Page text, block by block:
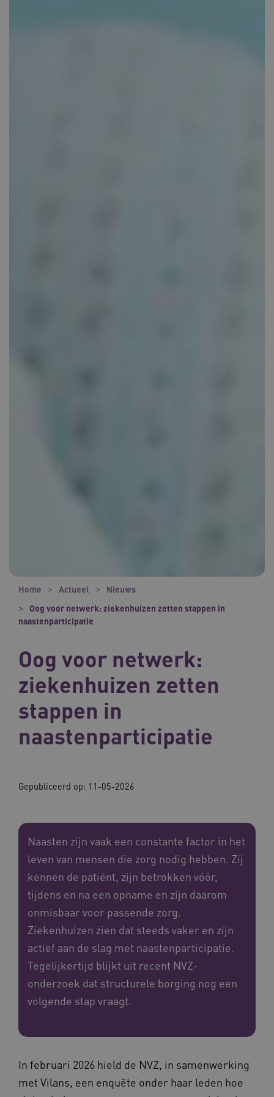
Home Actueel
Nieuws
Oog voor netwerk: ziekenhuizen zetten stappen in
naastenparticipatie
Oog voor netwerk:
ziekenhuizen zetten
stappen in
naastenparticipatie
Gepubliceerd op: 11-05-2026
Naasten zijn vaak een constante factor in het
leven van mensen die zorg nodig hebben. Zij
kennen de patiënt, zijn betrokken vóór,
tijdens en na een opname en zijn daarom
onmisbaar voor passende zorg.
Ziekenhuizen zien dat steeds vaker en zijn
actief aan de slag met naastenparticipatie.
Tegelijkertijd blijkt uit recent NVZ-
onderzoek dat structurele borging nog een
volgende stap vraagt.
In februari 2026 hield de NVZ, in samenwerking
met Vilans, een enquête onder haar leden hoe